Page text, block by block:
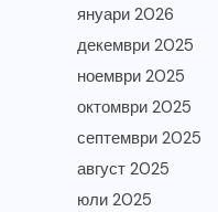
януари 2026
декември 2025
ноември 2025
октомври 2025
септември 2025
август 2025
юли 2025